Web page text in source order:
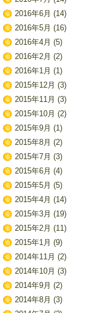
2016年6月 (14)
2016年5月 (16)
2016年4月 (5)
2016年2月 (2)
2016年1月 (1)
2015年12月 (3)
2015年11月 (3)
2015年10月 (2)
2015年9月 (1)
2015年8月 (2)
2015年7月 (3)
2015年6月 (4)
2015年5月 (5)
2015年4月 (14)
2015年3月 (19)
2015年2月 (11)
2015年1月 (9)
2014年11月 (2)
2014年10月 (3)
2014年9月 (2)
2014年8月 (3)